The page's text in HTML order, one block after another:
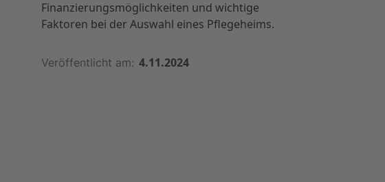
Finanzierungsmöglichkeiten und wichtige
Faktoren bei der Auswahl eines Pflegeheims.
Veröffentlicht am: 4.11.2024